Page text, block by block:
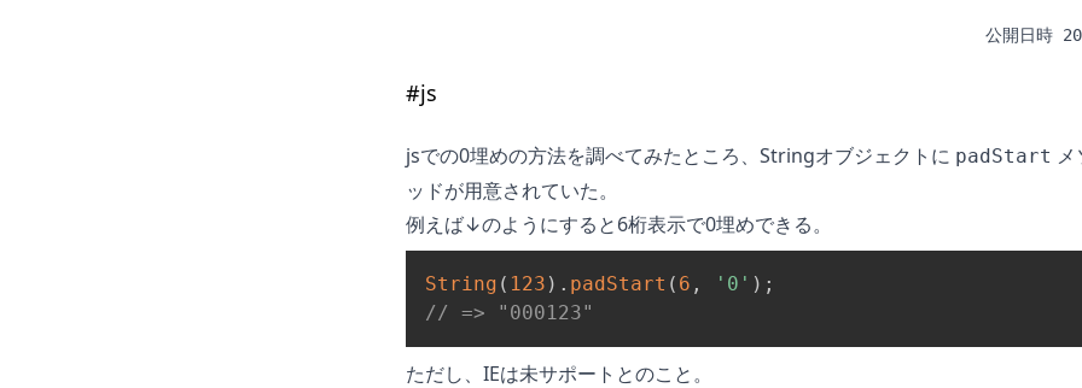
公開日時
#js
jsでの0埋めの方法を調べてみたところ、Stringオブジェクトに padStart メ
ッドが用意されていた。
例えば↓のようにすると6桁表示で0埋めできる。
String ( 123 ) . padStart ( 6 , '0' ) ;
// => "000123"
ただし、IEは未サポートとのこと。